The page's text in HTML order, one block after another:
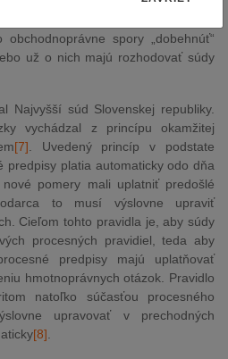
spory „dobehnúť“
už o nich majú rozhodovať súdy
Najvyšší súd Slovenskej republiky.
vychádzal z princípu okamžitej
[7] . Uvedený princíp v podstate
predpisy platia automaticky odo dňa
pomery mali uplatniť predošlé
to musí výslovne upraviť
Cieľom tohto pravidla je, aby súdy
procesných pravidiel, teda aby
predpisy majú uplatňovať
hmotnoprávnych otázok. Pravidlo
natoľko súčasťou procesného
upravovať v prechodných
[8]